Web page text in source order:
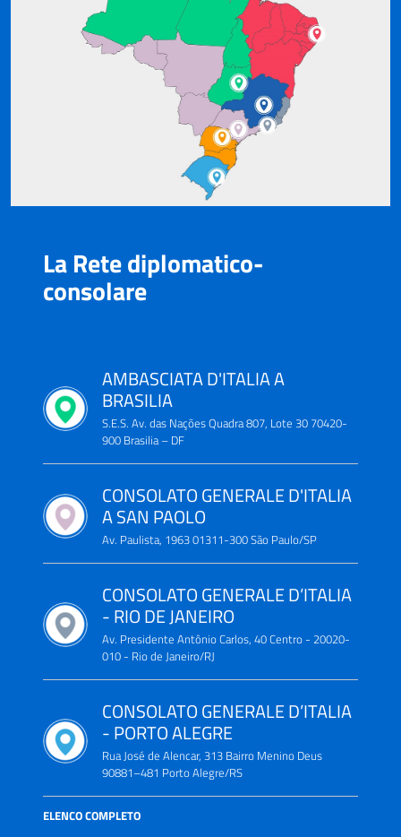
La Rete diplomatico-
consolare
AMBASCIATA D'ITALIA A
BRASILIA
S.E.S. Av. das Nações Quadra 807, Lote 30 70420-
900 Brasilia – DF
CONSOLATO GENERALE D'ITALIA
A SAN PAOLO
Av. Paulista, 1963 01311-300 São Paulo/SP
CONSOLATO GENERALE D’ITALIA
- RIO DE JANEIRO
Av. Presidente Antônio Carlos, 40 Centro - 20020-
010 - Rio de Janeiro/RJ
CONSOLATO GENERALE D’ITALIA
- PORTO ALEGRE
Rua José de Alencar, 313 Bairro Menino Deus
90881–481 Porto Alegre/RS
ELENCO COMPLETO